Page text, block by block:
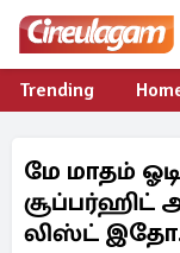
Trending
மே மாதம்
சூப்பர்ஹிட்
லிஸ்ட்